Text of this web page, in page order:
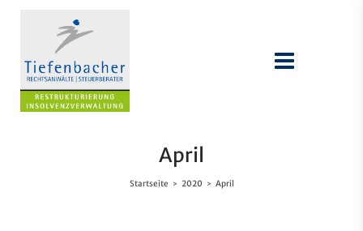
April
Startseite > 2020 > April